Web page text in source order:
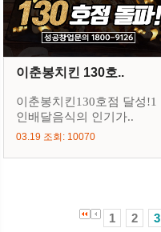
이춘봉치킨 130호..
이춘봉치킨130호점 달성!1
인배달음식의 인기가..
03.19 조회: 10070
1 2 3